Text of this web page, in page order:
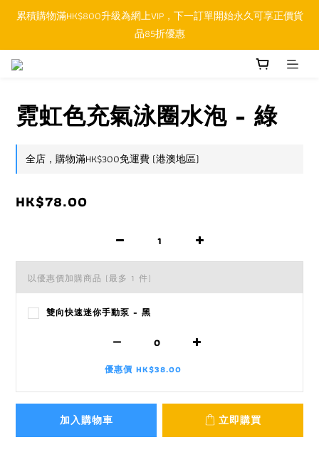
順豐香港SFHK APP取件通知功能將取代SMS短訊
累積購物滿HK$800升級為網上VIP，下一訂單開始永久可享正價貨
品85折優惠
順豐香港SFHK APP取件通知功能將取代SMS短訊
霓虹色充氣泳圈水泡 - 綠
全店，購物滿HK$300免運費 (港澳地區)
HK$78.00
以優惠價加購商品 (最多 1 件)
雙向快速迷你手動泵 - 黑
優惠價 HK$38.00
加入購物車 立即購買